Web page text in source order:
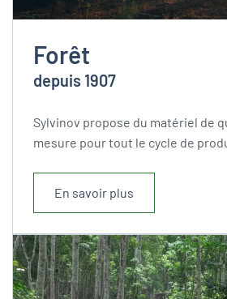
Forêt
depuis 1907
Sylvinov propose du matériel de
mesure pour tout le cycle de
En savoir plus